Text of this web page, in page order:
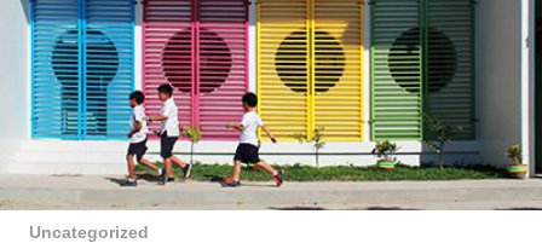
Uncategorized